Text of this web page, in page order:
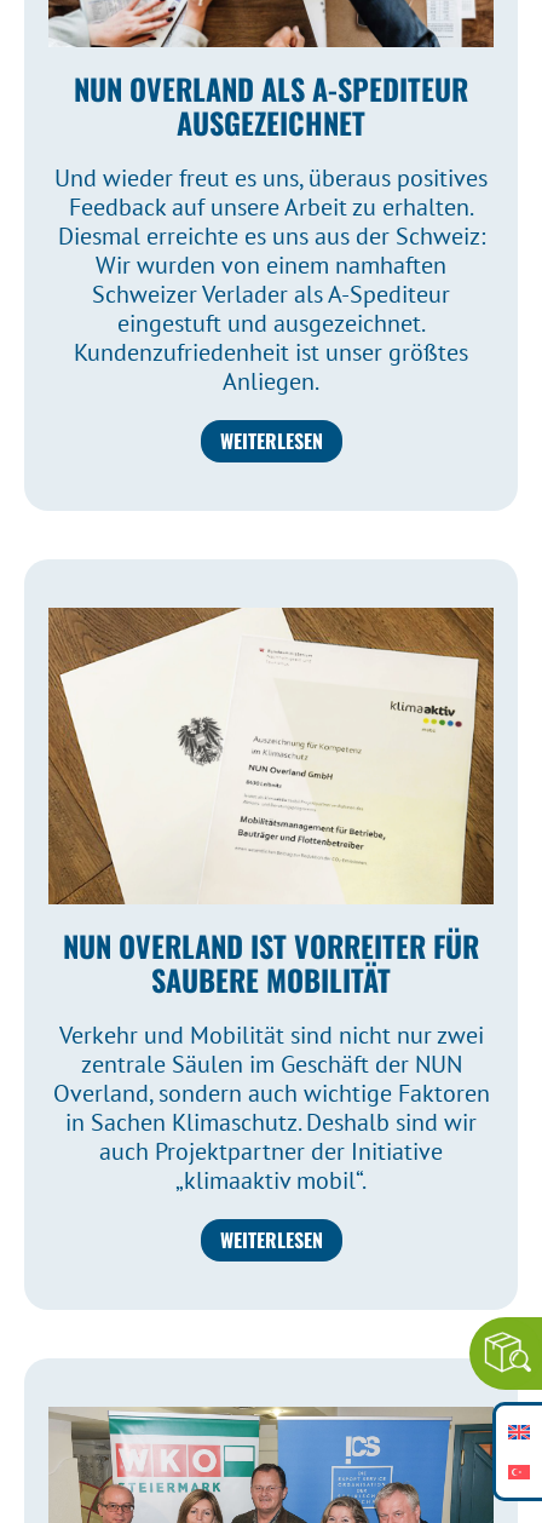
NUN OVERLAND ALS A-SPEDITEUR
AUSGEZEICHNET
Und wieder freut es uns, überaus positives
Feedback auf unsere Arbeit zu erhalten.
Diesmal erreichte es uns aus der Schweiz:
Wir wurden von einem namhaften
Schweizer Verlader als A-Spediteur
eingestuft und ausgezeichnet.
Kundenzufriedenheit ist unser größtes
Anliegen.
WEITERLESEN
NUN OVERLAND IST VORREITER FÜR
SAUBERE MOBILITÄT
Verkehr und Mobilität sind nicht nur zwei
zentrale Säulen im Geschäft der NUN
Overland, sondern auch wichtige Faktoren
in Sachen Klimaschutz. Deshalb sind wir
auch Projektpartner der Initiative
„klimaaktiv mobil“.
WEITERLESEN